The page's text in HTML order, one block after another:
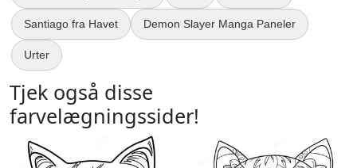
Santiago fra Havet Demon Slayer Manga Paneler
Urter
Tjek også disse
farvelægningssider!